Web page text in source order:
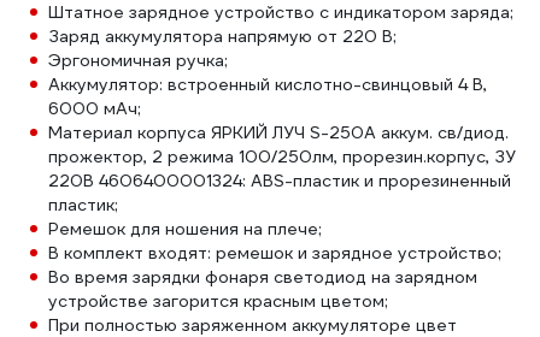
Штатное зарядное устройство с индикатором заряда;
Заряд аккумулятора напрямую от 220 В;
Эргономичная ручка;
Аккумулятор: встроенный кислотно-свинцовый 4 В,
6000 мАч;
Материал корпуса ЯРКИЙ ЛУЧ S-250A аккум. св/диод.
прожектор, 2 режима 100/250лм, прорезин.корпус, ЗУ
220В 4606400001324: ABS-пластик и прорезиненный
пластик;
Ремешок для ношения на плече;
В комплект входят: ремешок и зарядное устройство;
Во время зарядки фонаря светодиод на зарядном
устройстве загорится красным цветом;
При полностью заряженном аккумуляторе цвет